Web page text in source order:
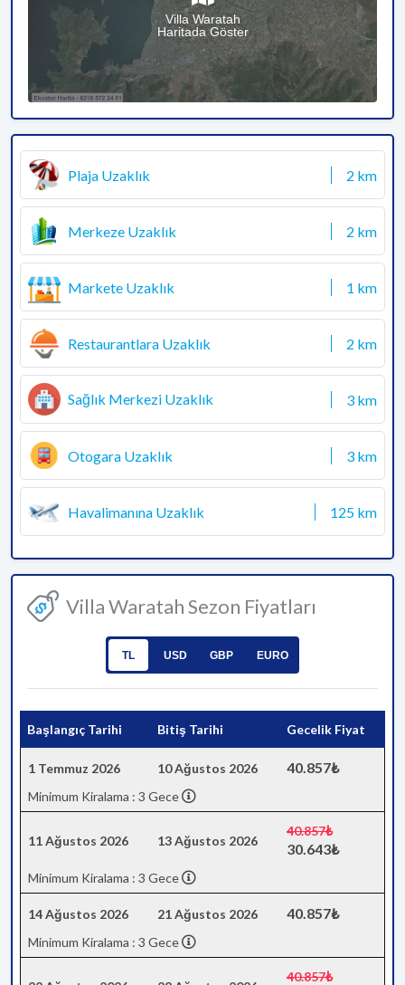
Villa Waratah
Haritada Göster
Plaja Uzaklık 2 km
Merkeze Uzaklık 2 km
Markete Uzaklık 1 km
Restaurantlara Uzaklık 2 km
Sağlık Merkezi Uzaklık 3 km
Otogara Uzaklık 3 km
Havalimanına Uzaklık 125 km
Villa Waratah Sezon Fiyatları
TL USD GBP EURO
Başlangıç Tarihi Bitiş Tarihi Gecelik Fiyat
1 Temmuz 2026 10 Ağustos 2026 40.857₺
Minimum Kiralama : 3 Gece
11 Ağustos 2026 13 Ağustos 2026
40.857₺
30.643₺
Minimum Kiralama : 3 Gece
14 Ağustos 2026 21 Ağustos 2026 40.857₺
Minimum Kiralama : 3 Gece
40.857₺